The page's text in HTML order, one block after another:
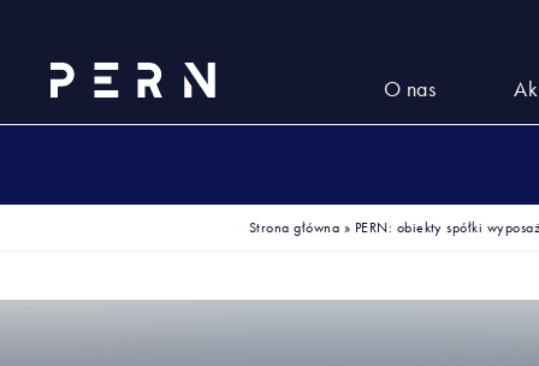
O nas
Strona główna » PERN: obiekty spółki